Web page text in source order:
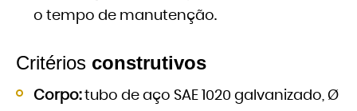
o tempo de manutenção.
Critérios construtivos
Corpo:tubo de aço SAE 1020 galvanizado, Ø